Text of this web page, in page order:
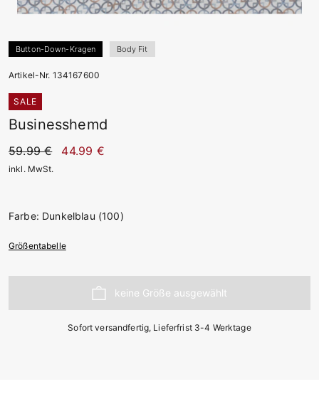
Button-Down-Kragen Body Fit
Artikel-Nr. 134167600
SALE
Businesshemd
59.99 € 44.99 €
inkl. MwSt.
Farbe: Dunkelblau (100)
Größentabelle
Sofort versandfertig, Lieferfrist 3-4 Werktage